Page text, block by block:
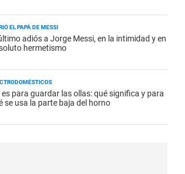
EL PAPÁ DE MESSI
adiós a Jorge Messi, en la intimidad y en
hermetismo
es para guardar las ollas: qué significa y para
se usa la parte baja del horno